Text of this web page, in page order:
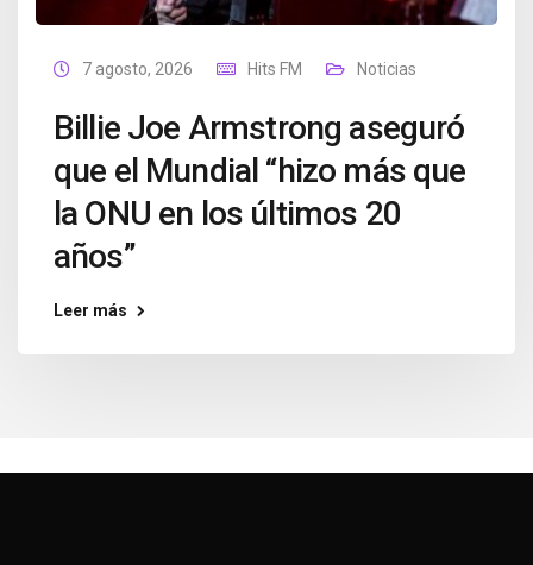
7 agosto, 2026 Hits FM Noticias
Billie Joe Armstrong aseguró
que el Mundial “hizo más que
la ONU en los últimos 20
años”
Leer más